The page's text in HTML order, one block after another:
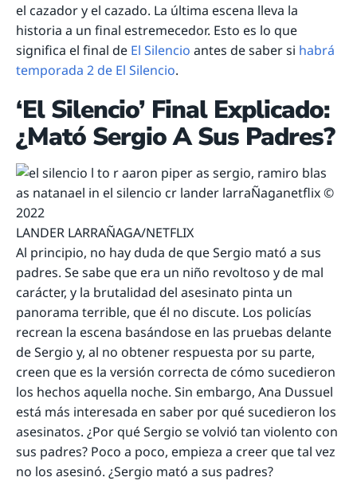
el cazador y el cazado. La última escena lleva la
historia a un final estremecedor. Esto es lo que
significa el final de El Silencio antes de saber si habrá
temporada 2 de El Silencio.
‘El Silencio’ Final Explicado:
¿Mató Sergio A Sus Padres?
LANDER LARRAÑAGA/NETFLIX
Al principio, no hay duda de que Sergio mató a sus
padres. Se sabe que era un niño revoltoso y de mal
carácter, y la brutalidad del asesinato pinta un
panorama terrible, que él no discute. Los policías
recrean la escena basándose en las pruebas delante
de Sergio y, al no obtener respuesta por su parte,
creen que es la versión correcta de cómo sucedieron
los hechos aquella noche. Sin embargo, Ana Dussuel
está más interesada en saber por qué sucedieron los
asesinatos. ¿Por qué Sergio se volvió tan violento con
sus padres? Poco a poco, empieza a creer que tal vez
no los asesinó. ¿Sergio mató a sus padres?